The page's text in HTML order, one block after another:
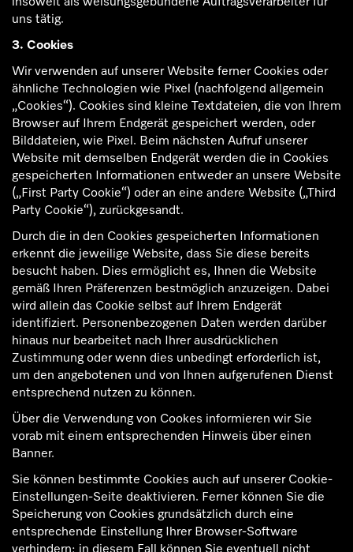
uns tätig.
3. Cookies
Wir verwenden auf unserer Website ferner Cookies oder
ähnliche Technologien wie Pixel (nachfolgend allgemein
„Cookies“). Cookies sind kleine Textdateien, die von Ihrem
Browser auf Ihrem Endgerät gespeichert werden, oder
Bilddateien, wie Pixel. Beim nächsten Aufruf unserer
Website mit demselben Endgerät werden die in Cookies
gespeicherten Informationen entweder an unsere Website
(„First Party Cookie“) oder an eine andere Website („Third
Party Cookie“), zurückgesandt.
Durch die in den Cookies gespeicherten Informationen
erkennt die jeweilige Website, dass Sie diese bereits
besucht haben. Dies ermöglicht es, Ihnen die Website
gemäß Ihren Präferenzen bestmöglich anzuzeigen. Dabei
wird allein das Cookie selbst auf Ihrem Endgerät
identifiziert. Personenbezogenen Daten werden darüber
hinaus nur bearbeitet nach Ihrer ausdrücklichen
Zustimmung oder wenn dies unbedingt erforderlich ist,
um den angebotenen und von Ihnen aufgerufenen Dienst
entsprechend nutzen zu können.
Über die Verwendung von Cookes informieren wir Sie
vorab mit einem entsprechenden Hinweis über einen
Banner.
Sie können bestimmte Cookies auch auf unserer Cookie-
Einstellungen-Seite deaktivieren. Ferner können Sie die
Speicherung von Cookies grundsätzlich durch eine
entsprechende Einstellung Ihrer Browser-Software